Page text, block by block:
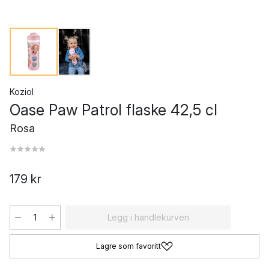
Koziol
Oase Paw Patrol flaske 42,5 cl
Rosa
179 kr
Legg i handlekurven
Lagre som favoritt